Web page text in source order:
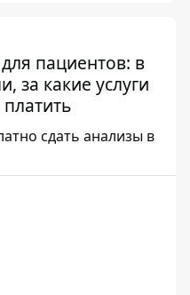
пациентов: в
за какие услуги
сдать анализы в